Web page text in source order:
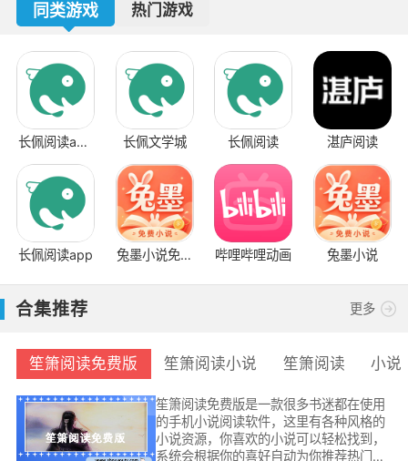
同类游戏 热门游戏
长佩阅读app
官方版
长佩文学城 长佩阅读 湛庐阅读
长佩阅读app
兔墨小说免费
哔哩哔哩动画 兔墨小说
合集推荐 更多
笙箫阅读免费版 笙箫阅读小说 笙箫阅读 小说
笙箫阅读免费版是一款很多书迷都在使用
的手机小说阅读软件，这里有各种风格的
小说资源，你喜欢的小说可以轻松找到，
系统会根据你的喜好自动为你推荐热门小